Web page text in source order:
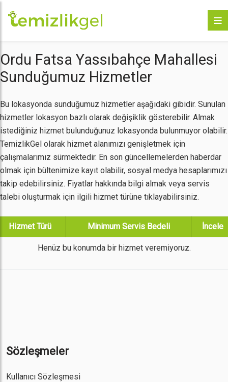
Ordu Fatsa Yassıbahçe Mahallesi
Sunduğumuz Hizmetler
Bu lokasyonda sunduğumuz hizmetler aşağıdaki gibidir. Sunulan
hizmetler lokasyon bazlı olarak değişiklik gösterebilir. Almak
istediğiniz hizmet bulunduğunuz lokasyonda bulunmuyor olabilir.
TemizlikGel olarak hizmet alanımızı genişletmek için
çalışmalarımız sürmektedir. En son güncellemelerden haberdar
olmak için bültenimize kayıt olabilir, sosyal medya hesaplarımızı
takip edebilirsiniz. Fiyatlar hakkında bilgi almak veya servis
talebi oluşturmak için ilgili hizmet türüne tıklayabilirsiniz.
Hizmet Türü Minimum Servis Bedeli İncele
Henüz bu konumda bir hizmet veremiyoruz.
Sözleşmeler
Kullanıcı Sözleşmesi